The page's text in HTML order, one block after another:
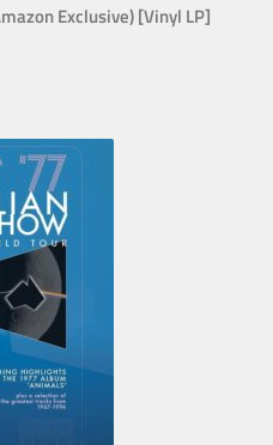
Exclusive) [Vinyl LP]